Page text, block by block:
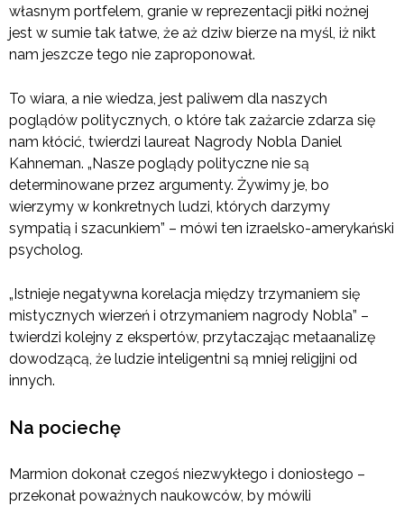
własnym portfelem, granie w reprezentacji piłki nożnej
jest w sumie tak łatwe, że aż dziw bierze na myśl, iż nikt
nam jeszcze tego nie zaproponował.
To wiara, a nie wiedza, jest paliwem dla naszych
poglądów politycznych, o które tak zażarcie zdarza się
nam kłócić, twierdzi laureat Nagrody Nobla Daniel
Kahneman. „Nasze poglądy polityczne nie są
determinowane przez argumenty. Żywimy je, bo
wierzymy w konkretnych ludzi, których darzymy
sympatią i szacunkiem” – mówi ten izraelsko-amerykański
psycholog.
„Istnieje negatywna korelacja między trzymaniem się
mistycznych wierzeń i otrzymaniem nagrody Nobla” –
twierdzi kolejny z ekspertów, przytaczając metaanalizę
dowodzącą, że ludzie inteligentni są mniej religijni od
innych.
Na pociechę
Marmion dokonał czegoś niezwykłego i doniosłego –
przekonał poważnych naukowców, by mówili